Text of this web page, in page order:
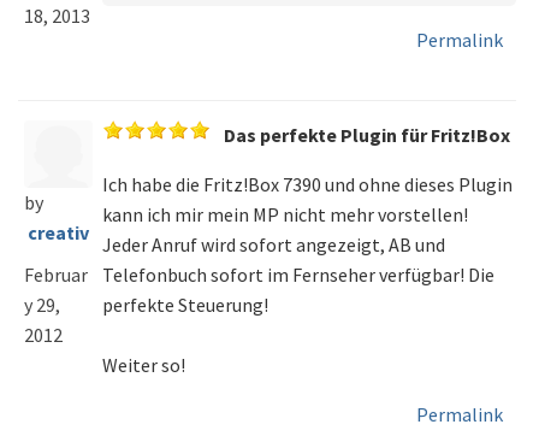
18, 2013
Permalink
by
creativ
Februar
y 29,
2012
Das perfekte Plugin für Fritz!Box
Ich habe die Fritz!Box 7390 und ohne dieses Plugin
kann ich mir mein MP nicht mehr vorstellen!
Jeder Anruf wird sofort angezeigt, AB und
Telefonbuch sofort im Fernseher verfügbar! Die
perfekte Steuerung!
Weiter so!
Permalink